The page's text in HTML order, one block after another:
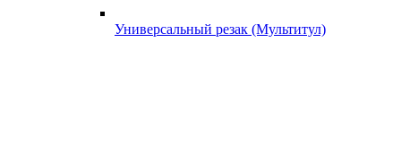
Универсальный резак (Мультитул)